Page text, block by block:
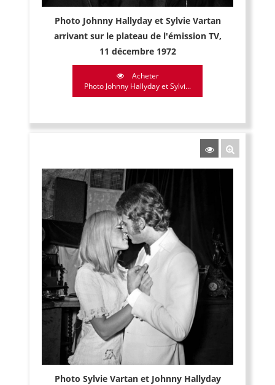
Photo Johnny Hallyday et Sylvie Vartan
arrivant sur le plateau de l'émission TV,
11 décembre 1972
Acheter
Photo Johnny Hallyday et Sylvi...
Photo Sylvie Vartan et Johnny Hallyday